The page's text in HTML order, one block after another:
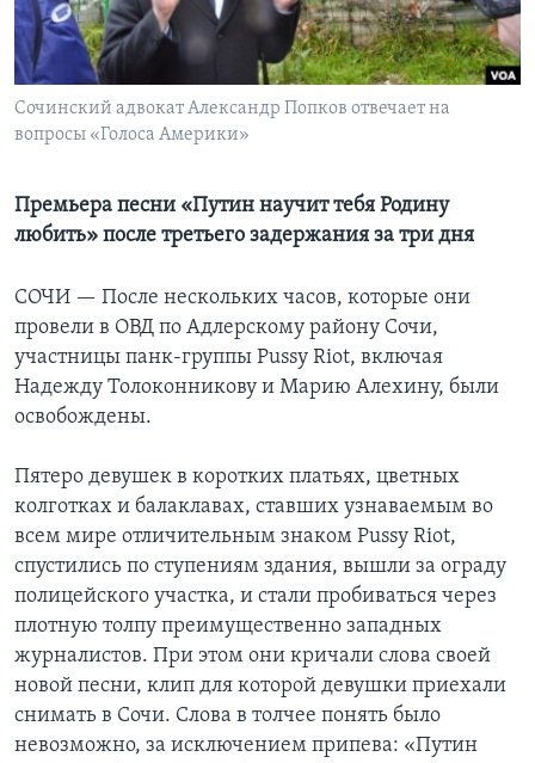
Learning English
СОЦИАЛЬНЫЕ СЕТИ
Языки
Сочинский адвокат Александр Попков отвечает на
вопросы «Голоса Америки»
Премьера песни «Путин научит тебя Родину
любить» после третьего задержания за три дня
СОЧИ — После нескольких часов, которые они
провели в ОВД по Адлерскому району Сочи,
участницы панк-группы Pussy Riot, включая
Надежду Толоконникову и Марию Алехину, были
освобождены.
Пятеро девушек в коротких платьях, цветных
колготках и балаклавах, ставших узнаваемым во
всем мире отличительным знаком Pussy Riot,
спустились по ступениям здания, вышли за ограду
полицейского участка, и стали пробиваться через
плотную толпу преимущественно западных
журналистов. При этом они кричали слова своей
новой песни, клип для которой девушки приехали
снимать в Сочи. Слова в толчее понять было
невозможно, за исключением припева: «Путин